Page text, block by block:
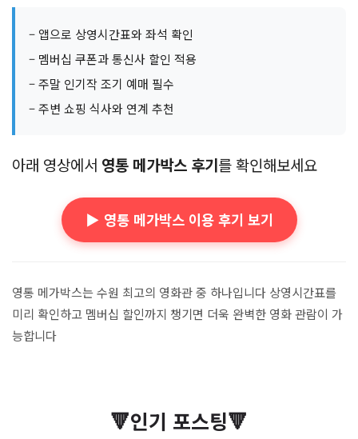
– 앱으로 상영시간표와 좌석 확인
– 멤버십 쿠폰과 통신사 할인 적용
– 주말 인기작 조기 예매 필수
– 주변 쇼핑 식사와 연계 추천
아래 영상에서 영통 메가박스 후기를 확인해보세요
▶️ 영통 메가박스 이용 후기 보기
영통 메가박스는 수원 최고의 영화관 중 하나입니다 상영시간표를
미리 확인하고 멤버십 할인까지 챙기면 더욱 완벽한 영화 관람이 가
능합니다
🔻인기 포스팅🔻